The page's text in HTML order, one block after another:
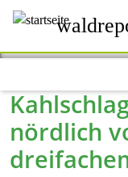
nördlich